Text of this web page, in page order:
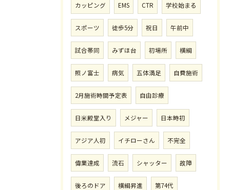
カッピング EMS CTR 学校始まる
スポーツ 徒歩5分 祝日 午前中
試合帯同 みずほ台 初場所 横綱
照ノ富士 病気 五体満足 自費施術
2月施術時間予定表 自由診療
日米殿堂入り メジャー 日本時初
アジア人初 イチローさん 不完全
偉業達成 流石 シャッター 故障
後ろのドア 横綱昇進 第74代